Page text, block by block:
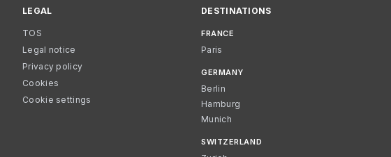
LEGAL
TOS
Legal notice
Privacy policy
Cookies
Cookie settings
DESTINATIONS
FRANCE
Paris
GERMANY
Berlin
Hamburg
Munich
SWITZERLAND